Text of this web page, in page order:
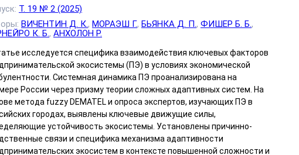
Т. 19 № 2 (2025)
ВИЧЕНТИН Д. К., МОРАЭШ Г., БЬЯНКА Д. П., ФИШЕР Б. Б.,
К. Б., АНХОЛОН Р.
исследуется специфика взаимодействия ключевых факторов
экосистемы (ПЭ) в условиях экономической
Системная динамика ПЭ проанализирована на
России через призму теории сложных адаптивных систем. На
метода fuzzy DEMATEL и опроса экспертов, изучающих ПЭ в
городах, выявлены ключевые движущие силы,
устойчивость экосистемы. Установлены причинно-
связи и специфика механизма адаптивности
экосистем в контексте повышенной сложности и